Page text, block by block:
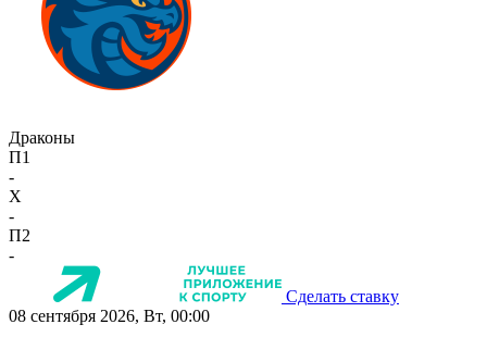
Драконы
П1
-
X
-
П2
-
Сделать ставку
08 сентября 2026, Вт, 00:00